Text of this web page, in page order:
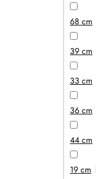
68 cm
39 cm
33 cm
36 cm
44 cm
19 cm